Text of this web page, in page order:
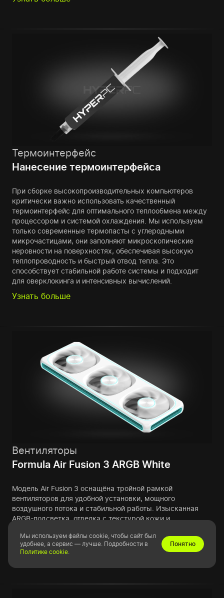
Термоинтерфейс
Нанесение термоинтерфейса
При сборке высокопроизводительных компьютеров
критически важно использовать качественный
термоинтерфейс для оптимального теплообмена между
процессором и системой охлаждения. Мы используем
только современные термопасты с углеродными
микрочастицами, они заполняют микроскопические
неровности на поверхностях, обеспечивая высокую
теплопроводность и быстрый отвод тепла. Это
способствует стабильной работе системы и подходит
для оверклокинга и интенсивных вычислений.
Узнать больше
Вентиляторы
Formula Air Fusion 3 ARGB White
Модель Air Fusion 3 оснащёна тройной рамкой
вентиляторов для удобной установки, мощного
воздушного потока и стабильной работы. Изысканная
ARGB-подсветка, отделка с текстурой кожи и
эстетику и японскую точность.
Узнать больше
Мы используем файлы cookie, чтобы сайт был
удобнее, а сервис — лучше. Подробности в
Политике cookie.
Понятно